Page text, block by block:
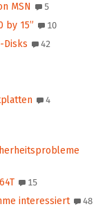
MSN 5
by 15” 10
Disks 42
4
15
interessiert 48